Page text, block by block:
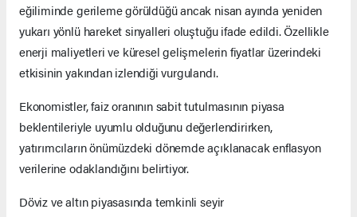
eğiliminde gerileme görüldüğü ancak nisan ayında yeniden
yukarı yönlü hareket sinyalleri oluştuğu ifade edildi. Özellikle
enerji maliyetleri ve küresel gelişmelerin fiyatlar üzerindeki
etkisinin yakından izlendiği vurgulandı.
Ekonomistler, faiz oranının sabit tutulmasının piyasa
beklentileriyle uyumlu olduğunu değerlendirirken,
yatırımcıların önümüzdeki dönemde açıklanacak enflasyon
verilerine odaklandığını belirtiyor.
Döviz ve altın piyasasında temkinli seyir